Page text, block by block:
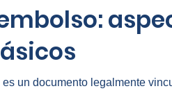
un documento legalmente